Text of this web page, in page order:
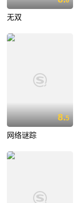
无双
8.5
网络谜踪